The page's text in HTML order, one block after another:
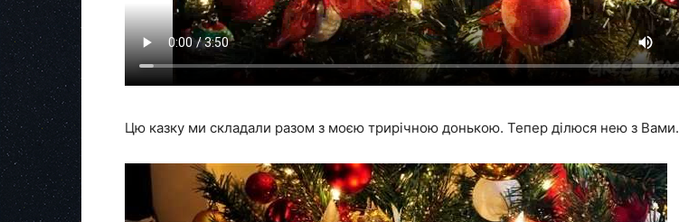
Цю казку ми складали разом з моєю трирічною донькою. Тепер ділюся нею з Вами.